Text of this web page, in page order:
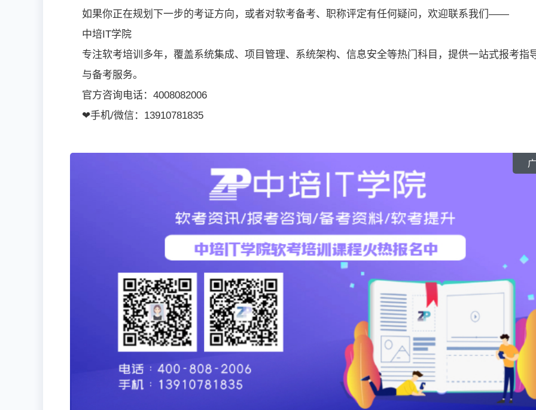
如果你正在规划下一步的考证方向，或者对软考备考、职称评定有任何疑问，欢迎联系我们——
中培IT学院
专注软考培训多年，覆盖系统集成、项目管理、系统架构、信息安全等热门科目，提供一站式报考指
与备考服务。
官方咨询电话：4008082006
❤手机/微信：13910781835